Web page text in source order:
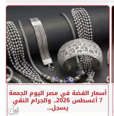
أسعار الفضة في مصر اليوم الجمعة
7 أغسطس 2026.. والجرام النقي
يسجل...